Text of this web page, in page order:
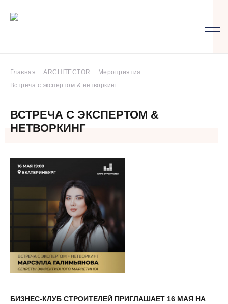
Главная ARCHITECTOR
Мероприятия
Встреча с экспертом & нетворкинг
ВСТРЕЧА С ЭКСПЕРТОМ &
НЕТВОРКИНГ
БИЗНЕС-КЛУБ СТРОИТЕЛЕЙ ПРИГЛАШАЕТ 16 МАЯ НА